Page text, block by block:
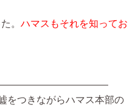
。 ハマスもそれを知ってお
をつきながらハマス本部の